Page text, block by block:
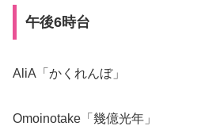
午後6時台
AliA「かくれんぼ」
Omoinotake「幾億光年」